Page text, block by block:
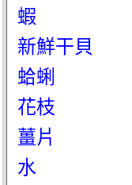
蝦
新鮮干貝
蛤蜊
花枝
薑片
水